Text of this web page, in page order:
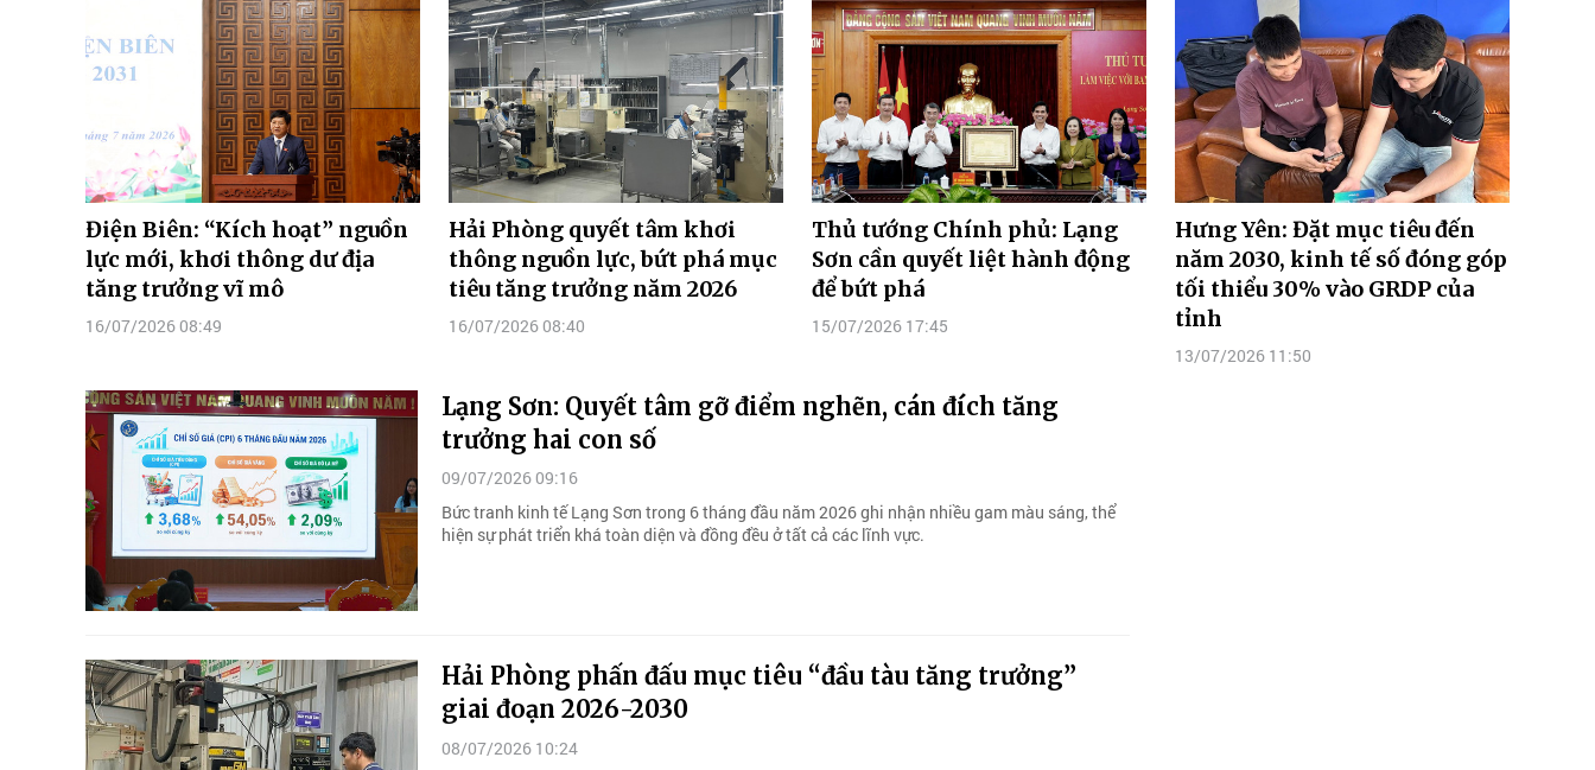
Điện Biên: “Kích hoạt” nguồn
lực mới, khơi thông dư địa
tăng trưởng vĩ mô
16/07/2026 08:49
Hải Phòng quyết tâm khơi
thông nguồn lực, bứt phá mục
tiêu tăng trưởng năm 2026
16/07/2026 08:40
Thủ tướng Chính phủ: Lạng
Sơn cần quyết liệt hành động
để bứt phá
15/07/2026 17:45
Hưng Yên: Đặt mục tiêu đến
năm 2030, kinh tế số đóng góp
tối thiểu 30% vào GRDP của
tỉnh
13/07/2026 11:50
Lạng Sơn: Quyết tâm gỡ điểm nghẽn, cán đích tăng
trưởng hai con số
09/07/2026 09:16
Bức tranh kinh tế Lạng Sơn trong 6 tháng đầu năm 2026 ghi nhận nhiều gam màu sáng, thể
hiện sự phát triển khá toàn diện và đồng đều ở tất cả các lĩnh vực.
Hải Phòng phấn đấu mục tiêu “đầu tàu tăng trưởng”
giai đoạn 2026-2030
08/07/2026 10:24